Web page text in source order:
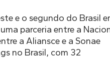
e o segundo do Brasil
parceria entre a
a Aliansce e a Sonae
no Brasil, com 32